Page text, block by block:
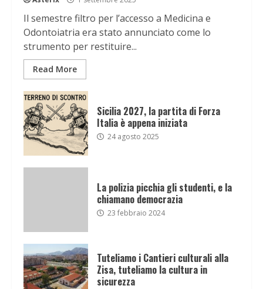
Il semestre filtro per l’accesso a Medicina e
Odontoiatria era stato annunciato come lo
strumento per restituire...
Read More
Sicilia 2027, la partita di Forza
Italia è appena iniziata
24 agosto 2025
La polizia picchia gli studenti, e la
chiamano democrazia
23 febbraio 2024
Tuteliamo i Cantieri culturali alla
Zisa, tuteliamo la cultura in
sicurezza